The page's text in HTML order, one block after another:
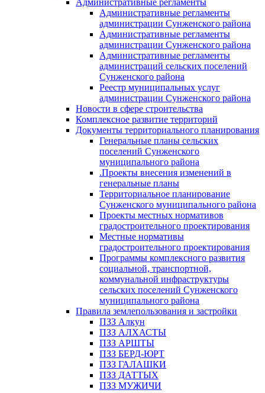
Административные регламенты
Административные регламенты
администрации Сунженского района
Административные регламенты
администрации Сунженского района
Административные регламенты
администраций сельских поселений
Сунженского района
Реестр муниципальных услуг
администрации Сунженского района
Новости в сфере строительства
Комплексное развитие территорий
Документы территориального планирования
Генеральные планы сельских
поселений Сунженского
муниципального района
.Проекты внесения изменений в
генеральные планы
Территориальное планирование
Сунженского муниципального района
Проекты местных нормативов
градостроительного проектирования
Местные нормативы
градостроительного проектирования
Программы комплексного развития
социальной, транспортной,
коммунальной инфраструктуры
сельских поселений Сунженского
муниципального района
Правила землепользования и застройки
ПЗЗ Алкун
ПЗЗ АЛХАСТЫ
ПЗЗ АРШТЫ
ПЗЗ БЕРД-ЮРТ
ПЗЗ ГАЛАШКИ
ПЗЗ ДАТТЫХ
ПЗЗ МУЖИЧИ